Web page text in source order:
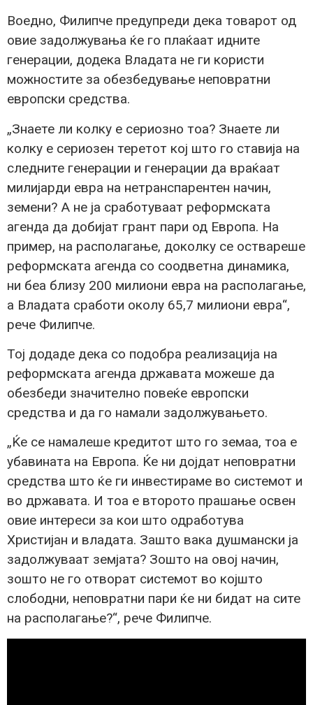
Воедно, Филипче предупреди дека товарот од
овие задолжувања ќе го плаќаат идните
генерации, додека Владата не ги користи
можностите за обезбедување неповратни
европски средства.
„Знаете ли колку е сериозно тоа? Знаете ли
колку е сериозен теретот кој што го ставија на
следните генерации и генерации да враќаат
милијарди евра на нетранспарентен начин,
земени? А не ја сработуваат реформската
агенда да добијат грант пари од Европа. На
пример, на располагање, доколку се оствареше
реформската агенда со соодветна динамика,
ни беа близу 200 милиони евра на располагање,
а Владата сработи околу 65,7 милиони евра“,
рече Филипче.
Тој додаде дека со подобра реализација на
реформската агенда државата можеше да
обезбеди значително повеќе европски
средства и да го намали задолжувањето.
„Ќе се намалеше кредитот што го земаа, тоа е
убавината на Европа. Ќе ни дојдат неповратни
средства што ќе ги инвестираме во системот и
во државата. И тоа е второто прашање освен
овие интереси за кои што одработува
Христијан и владата. Зашто вака душмански ја
задолжуваат земјата? Зошто на овој начин,
зошто не го отворат системот во којшто
слободни, неповратни пари ќе ни бидат на сите
на располагање?“, рече Филипче.